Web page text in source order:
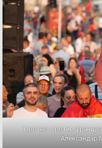
Протест против
Александар